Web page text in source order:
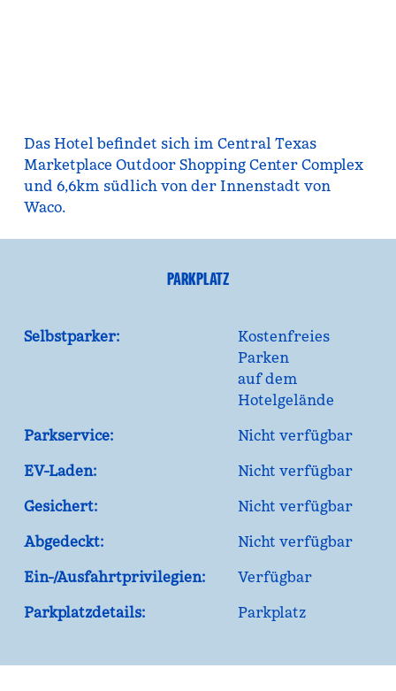
Das Hotel befindet sich im Central Texas
Marketplace Outdoor Shopping Center Complex
und 6,6km südlich von der Innenstadt von
Waco.
PARKPLATZ
Selbstparker:
Kostenfreies
Parken
auf dem
Hotelgelände
Parkservice:
Nicht verfügbar
EV-Laden:
Nicht verfügbar
Gesichert:
Nicht verfügbar
Abgedeckt:
Nicht verfügbar
Ein-/Ausfahrtprivilegien:
Verfügbar
Parkplatzdetails:
Parkplatz